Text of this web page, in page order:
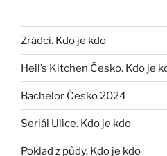
Zrádci. Kdo je kdo
Hell’s Kitchen Česko. Kdo je
Bachelor Česko 2024
Seriál Ulice. Kdo je kdo
Poklad z půdy. Kdo je kdo